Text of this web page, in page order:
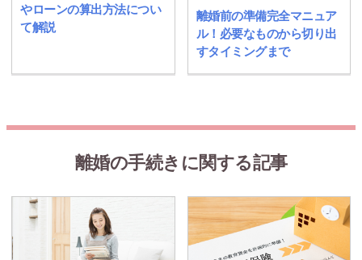
やローンの算出方法につい
て解説
離婚前の準備完全マニュア
ル！必要なものから切り出
すタイミングまで
離婚の手続きに関する記事